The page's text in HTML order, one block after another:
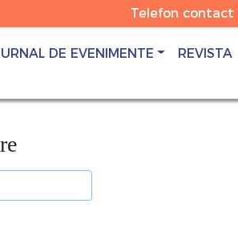
Telefon contact
DE EVENIMENTE REVISTA